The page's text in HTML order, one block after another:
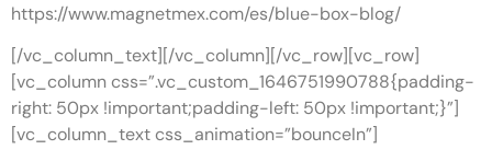
https://www.magnetmex.com/es/blue-box-blog/
[/vc_column_text][/vc_column][/vc_row][vc_row]
[vc_column css=”.vc_custom_1646751990788{padding-
right: 50px !important;padding-left: 50px !important;}”]
[vc_column_text css_animation=”bounceIn”]